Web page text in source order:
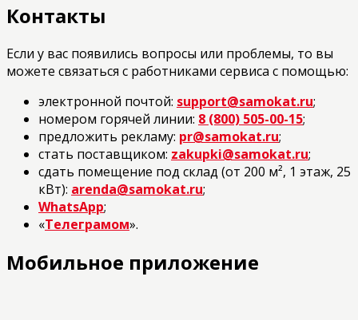
Контакты
Если у вас появились вопросы или проблемы, то вы
можете связаться с работниками сервиса с помощью:
электронной почтой: support@samokat.ru;
номером горячей линии: 8 (800) 505-00-15;
предложить рекламу: pr@samokat.ru;
стать поставщиком: zakupki@samokat.ru;
сдать помещение под склад (от 200 м², 1 этаж, 25
кВт): arenda@samokat.ru;
WhatsApp;
«Телеграмом».
Мобильное приложение